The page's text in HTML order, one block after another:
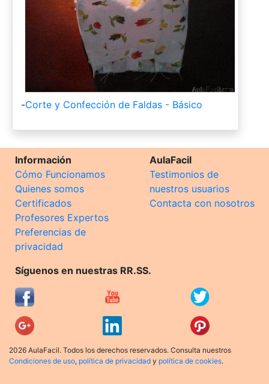
-Corte y Confección de Faldas - Básico
Información
Cómo Funcionamos
Quienes somos
Certificados
Profesores Expertos
Preferencias de
privacidad
AulaFacil
Testimonios de
nuestros usuarios
Contacta con nosotros
Síguenos en nuestras RR.SS.
2026 AulaFacil. Todos los derechos reservados. Consulta nuestros
Condiciones de uso, política de privacidad y política de cookies.